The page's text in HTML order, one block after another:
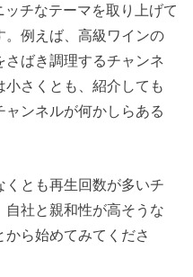
チなテーマを取り上げて
。例えば、高級ワインの
ばき調理するチャンネ
さくとも、紹介しても
ンネルが何かしらある
くとも再生回数が多いチ
自社と親和性が高そうな
ら始めてみてくださ